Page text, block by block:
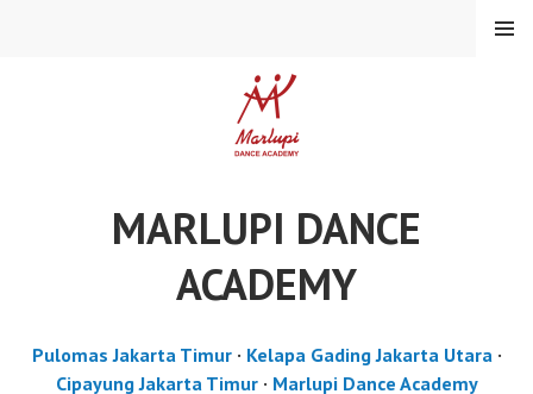
MARLUPI DANCE
ACADEMY
MENU
Pulomas Jakarta Timur· Kelapa Gading Jakarta Utara·
Cipayung Jakarta Timur· Marlupi Dance Academy